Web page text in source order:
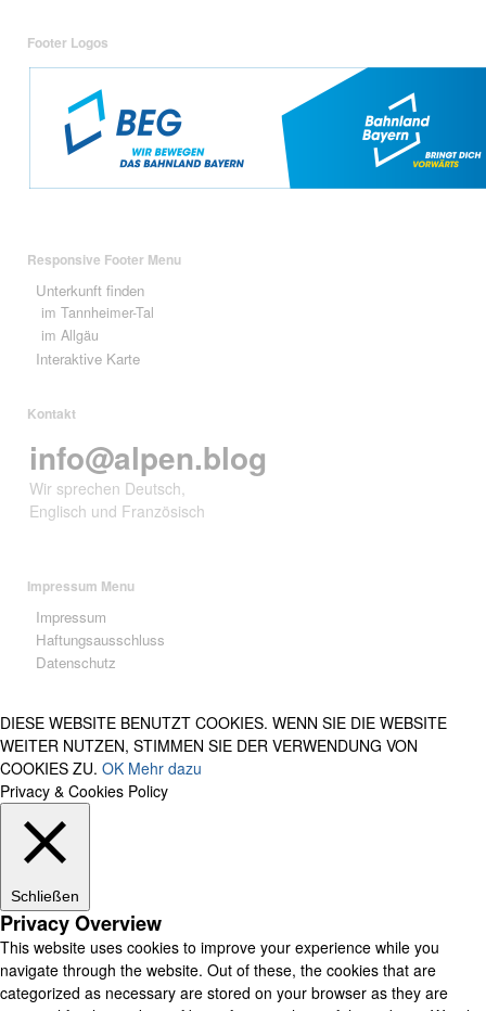
Footer Logos
Responsive Footer Menu
Unterkunft finden
im Tannheimer-Tal
im Allgäu
Interaktive Karte
Kontakt
info@alpen.blog
Wir sprechen Deutsch,
Englisch und Französisch
Impressum Menu
Impressum
Haftungsausschluss
Datenschutz
DIESE WEBSITE BENUTZT COOKIES. WENN SIE DIE WEBSITE
WEITER NUTZEN, STIMMEN SIE DER VERWENDUNG VON
COOKIES ZU. OK Mehr dazu
Privacy & Cookies Policy
Schließen
Privacy Overview
This website uses cookies to improve your experience while you
navigate through the website. Out of these, the cookies that are
categorized as necessary are stored on your browser as they are